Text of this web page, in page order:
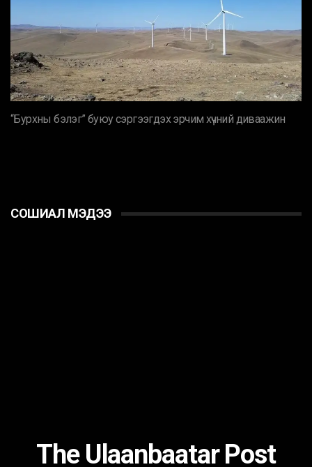
“Бурхны бэлэг” буюу сэргээгдэх эрчим хүчний диваажин
СОШИАЛ МЭДЭЭ
The Ulaanbaatar Post